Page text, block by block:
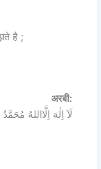
है ;
अरबी:
لَآ اِلٰهَ اِلَّااللهُ